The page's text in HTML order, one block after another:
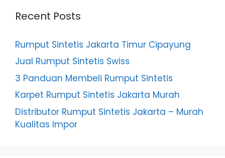
Recent Posts
Rumput Sintetis Jakarta Timur Cipayung
Jual Rumput Sintetis Swiss
3 Panduan Membeli Rumput Sintetis
Karpet Rumput Sintetis Jakarta Murah
Distributor Rumput Sintetis Jakarta – Murah
Kualitas Impor